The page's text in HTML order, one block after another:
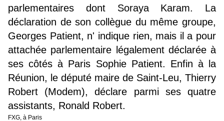
parlementaires dont Soraya Karam. La
déclaration de son collègue du même groupe,
Georges Patient, n' indique rien, mais il a pour
attachée parlementaire légalement déclarée à
ses côtés à Paris Sophie Patient. Enfin à la
Réunion, le député maire de Saint-Leu, Thierry
Robert (Modem), déclare parmi ses quatre
assistants, Ronald Robert.
FXG, à Paris